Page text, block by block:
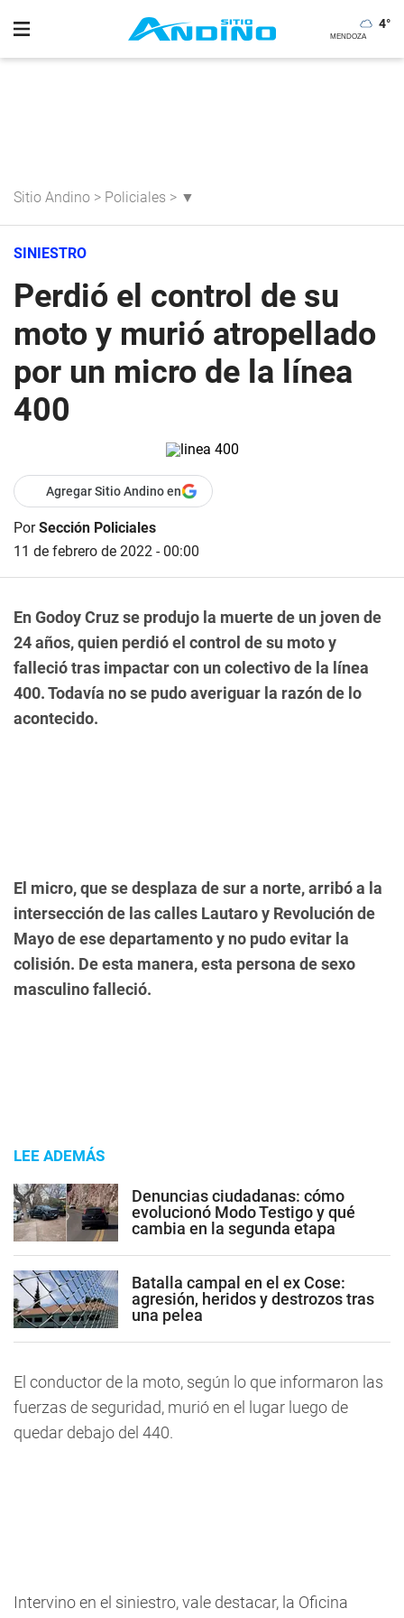
4°
Sitio Andino > Policiales > ▼
SINIESTRO
Perdió el control de su
moto y murió atropellado
por un micro de la línea
400
Agregar Sitio Andino en
PorSección Policiales
11 de febrero de 2022 - 00:00
En Godoy Cruz se produjo la muerte de un joven de
24 años, quien perdió el control de su moto y
falleció tras impactar con un colectivo de la línea
400. Todavía no se pudo averiguar la razón de lo
acontecido.
El micro, que se desplaza de sur a norte, arribó a la
intersección de las calles Lautaro y Revolución de
Mayo de ese departamento y no pudo evitar la
colisión. De esta manera, esta persona de sexo
masculino falleció.
LEE ADEMÁS
Denuncias ciudadanas: cómo
evolucionó Modo Testigo y qué
cambia en la segunda etapa
Batalla campal en el ex Cose:
agresión, heridos y destrozos tras
una pelea
El conductor de la moto, según lo que informaron las
fuerzas de seguridad, murió en el lugar luego de
quedar debajo del 440.
Intervino en el siniestro, vale destacar, la Oficina